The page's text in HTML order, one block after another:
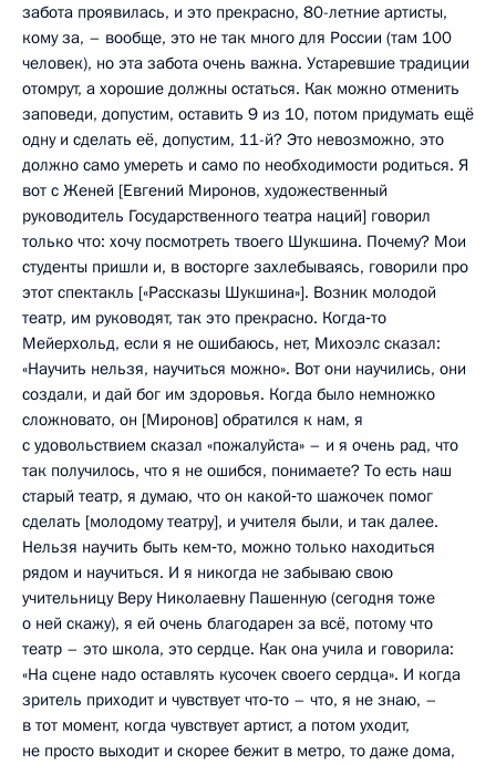
забота проявилась, и это прекрасно, 80-летние артисты,
кому за, – вообще, это не так много для России (там 100
человек), но эта забота очень важна. Устаревшие традиции
отомрут, а хорошие должны остаться. Как можно отменить
заповеди, допустим, оставить 9 из 10, потом придумать ещё
одну и сделать её, допустим, 11-й? Это невозможно, это
должно само умереть и само по необходимости родиться. Я
вот с Женей [Евгений Миронов, художественный
руководитель Государственного театра наций] говорил
только что: хочу посмотреть твоего Шукшина. Почему? Мои
студенты пришли и, в восторге захлебываясь, говорили про
этот спектакль [«Рассказы Шукшина»]. Возник молодой
театр, им руководят, так это прекрасно. Когда‑то
Мейерхольд, если я не ошибаюсь, нет, Михоэлс сказал:
«Научить нельзя, научиться можно». Вот они научились, они
создали, и дай бог им здоровья. Когда было немножко
сложновато, он [Миронов] обратился к нам, я
с удовольствием сказал «пожалуйста» – и я очень рад, что
так получилось, что я не ошибся, понимаете? То есть наш
старый театр, я думаю, что он какой‑то шажочек помог
сделать [молодому театру], и учителя были, и так далее.
Нельзя научить быть кем‑то, можно только находиться
рядом и научиться. И я никогда не забываю свою
учительницу Веру Николаевну Пашенную (сегодня тоже
о ней скажу), я ей очень благодарен за всё, потому что
театр – это школа, это сердце. Как она учила и говорила:
«На сцене надо оставлять кусочек своего сердца». И когда
зритель приходит и чувствует что‑то – что, я не знаю, –
в тот момент, когда чувствует артист, а потом уходит,
не просто выходит и скорее бежит в метро, то даже дома,